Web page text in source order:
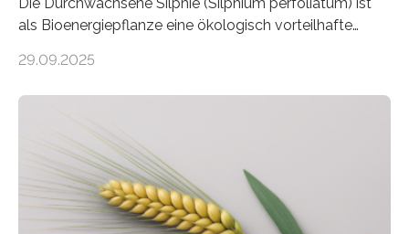
als Bioenergiepflanze eine ökologisch vorteilhafte
mehrjährigen Vergleichsstudie von Forschenden der
nach nachhaltigen Alternativen zur Energiegewinnung
aus landwirtschaftlichen Kulturen ist ein zentrales
Anliegen im Zuge der europäischen Klimaziele, bis
2050 klimaneutral zu werden. In Deutschland dominiert
bislang der Mais als Energiepflanze, doch sein Anbau
29.09.2025